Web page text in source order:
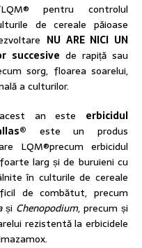
LQM® pentru controlul
de cereale păioase
NU ARE NICI UN
succesive de rapiță sau
sorg, floarea soarelui,
a culturilor.
an este erbicidul
® este un produs
LQM®precum erbicidul
larg și de buruieni cu
în culturile de cereale
de combătut, precum
și Chenopodium, precum și
rezistentă la erbicidele